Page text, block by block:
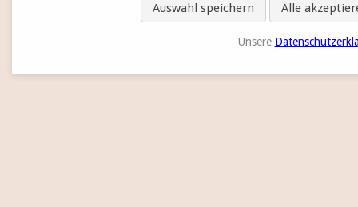
Auswahl speichern Alle
Unsere